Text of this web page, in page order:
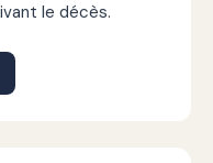
le décès.